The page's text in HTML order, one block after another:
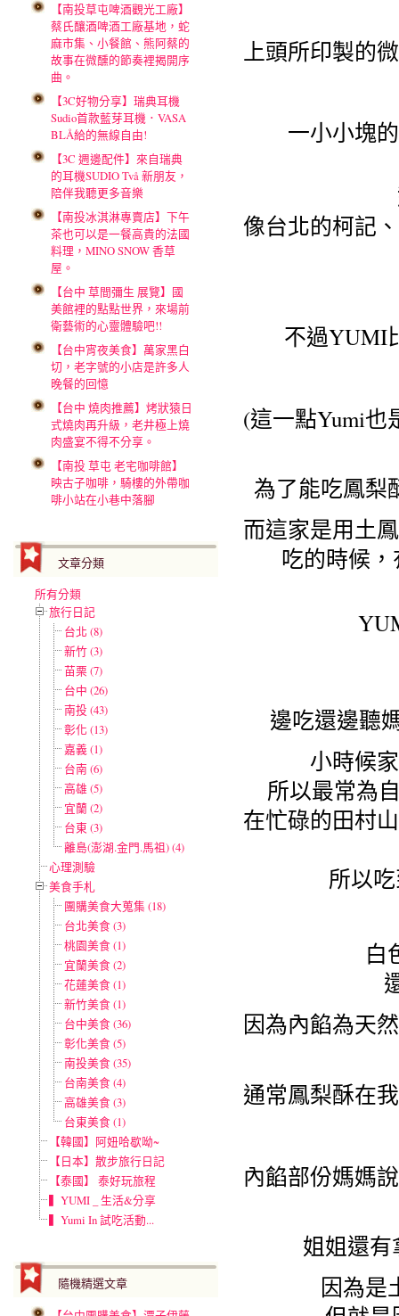
【南投草屯啤酒觀光工廠】
蔡氏釀酒啤酒工廠基地，蛇
麻市集、小餐館、熊阿蔡的
故事在微醺的節奏裡揭開序
曲。
【3C好物分享】瑞典耳機
Sudio首款藍芽耳機．VASA
BLÅ給的無線自由!
【3C 週邊配件】來自瑞典
的耳機SUDIO Två 新朋友，
陪伴我聽更多音樂
【南投冰淇淋專賣店】下午
茶也可以是一餐高貴的法國
料理，MINO SNOW 香草
屋。
【台中 草間彌生 展覽】國
美館裡的點點世界，來場前
衛藝術的心靈體驗吧!!
【台中宵夜美食】萬家黑白
切，老字號的小店是許多人
晚餐的回憶
【台中 燒肉推薦】烤狀猿日
式燒肉再升級，老井極上燒
肉盛宴不得不分享。
【南投 草屯 老宅咖啡館】
映古子咖啡，騎樓的外帶咖
啡小站在小巷中落腳
文章分類
所有分類
旅行日記
台北 (8)
新竹 (3)
苗栗 (7)
台中 (26)
南投 (43)
彰化 (13)
嘉義 (1)
台南 (6)
高雄 (5)
宜蘭 (2)
台東 (3)
離島(澎湖.金門.馬祖) (4)
心理測驗
美食手札
團購美食大蒐集 (18)
台北美食 (3)
桃園美食 (1)
宜蘭美食 (2)
花蓮美食 (1)
新竹美食 (1)
台中美食 (36)
彰化美食 (5)
南投美食 (35)
台南美食 (4)
高雄美食 (3)
台東美食 (1)
【韓國】阿妞哈歇呦~
【日本】散步旅行日記
【泰國】 泰好玩旅程
▍YUMI _ 生活&分享
▍Yumi In 試吃活動...
隨機精選文章
上頭所印製的
一小小塊
像台北的柯記
不過YUMI
(這一點Yumi也
為了能吃鳳梨
而這家是用土
吃的時候
邊吃還邊聽
小時候
所以最常為
在忙碌的田村
所以
白
因為內餡為天
通常鳳梨酥在
內餡部份媽媽
姐姐還
因為是